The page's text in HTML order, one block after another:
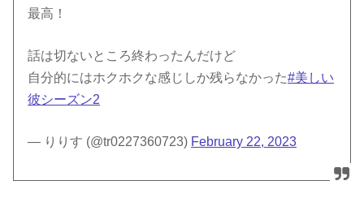
最高！
話は切ないところ終わったんだけど
自分的にはホクホクな感じしか残らなかった#美しい
彼シーズン2
— りりす (@tr0227360723) February 22, 2023